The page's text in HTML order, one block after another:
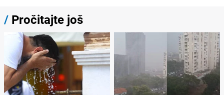
/ Pročitajte još